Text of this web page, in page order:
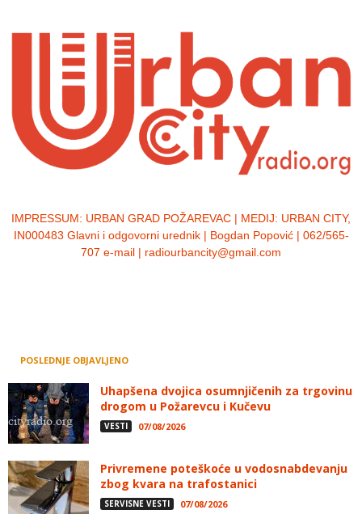
IMPRESSUM: URBAN GRAD POŽAREVAC | MEDIJ: URBAN CITY,
IN000483 Glavni i odgovorni urednik | Bogdan Popović | 062/565-
707 e-mail | radiourbancity@gmail.com
POSLEDNJE OBJAVLJENO
Uhapšena dvojica osumnjičenih za trgovinu
drogom u Požarevcu i Kučevu
VESTI 07/08/2026
Privremene poteškoće u vodosnabdevanju
zbog kvara na trafostanici
SERVISNE VESTI 07/08/2026